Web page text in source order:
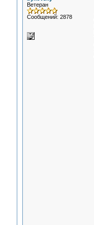
Ветеран
Сообщений: 2878